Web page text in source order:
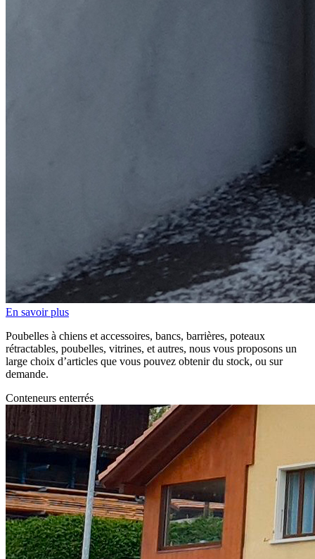
En savoir plus
Poubelles à chiens et accessoires, bancs, barrières, poteaux
rétractables, poubelles, vitrines, et autres, nous vous proposons un
large choix d’articles que vous pouvez obtenir du stock, ou sur
demande.
Conteneurs enterrés